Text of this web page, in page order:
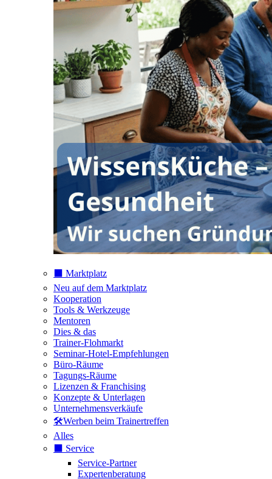
⬛️ Marktplatz
Neu auf dem Marktplatz
Kooperation
Tools & Werkzeuge
Mentoren
Dies & das
Trainer-Flohmarkt
Seminar-Hotel-Empfehlungen
Büro-Räume
Tagungs-Räume
Lizenzen & Franchising
Konzepte & Unterlagen
Unternehmensverkäufe
🛠️Werben beim Trainertreffen
Alles
⬛️ Service
Service-Partner
Expertenberatung